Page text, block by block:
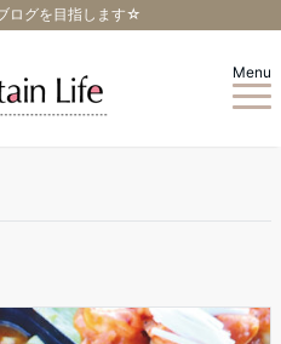
ログを目指します☆
Menu